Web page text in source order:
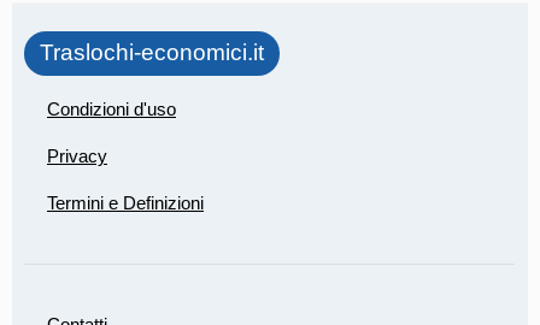
Traslochi-economici.it
Condizioni d'uso
Privacy
Termini e Definizioni